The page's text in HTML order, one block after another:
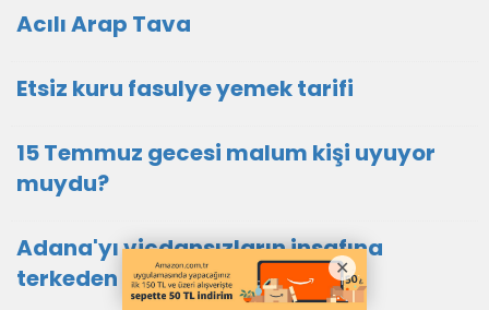
Acılı Arap Tava
Etsiz kuru fasulye yemek tarifi
15 Temmuz gecesi malum kişi uyuyor
muydu?
Adana'yı vicdansızların insafına
terkeden kim?